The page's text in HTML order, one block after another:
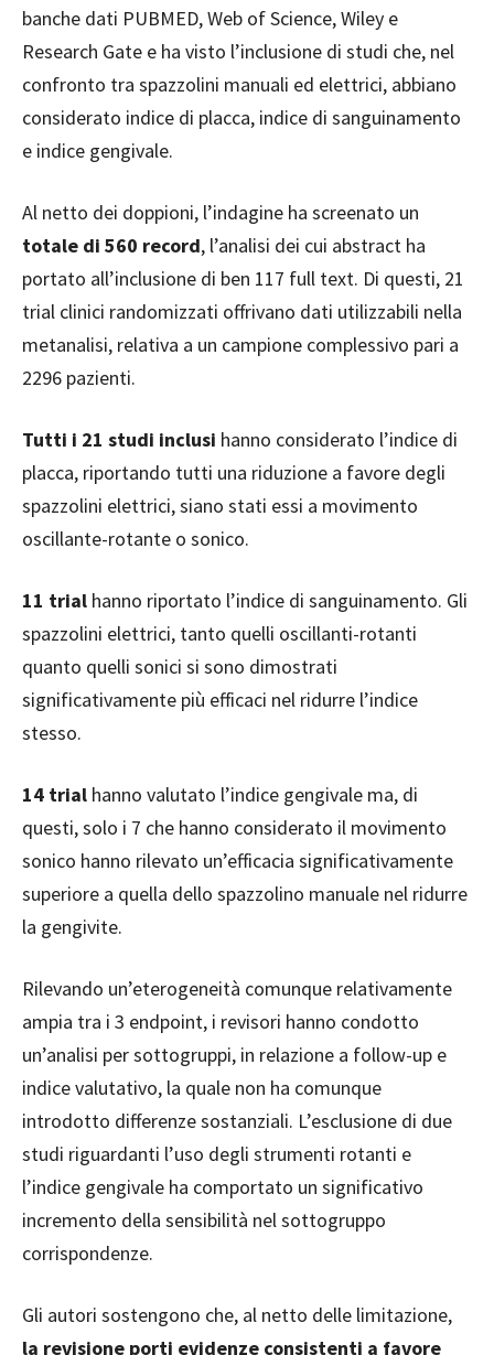
banche dati PUBMED, Web of Science, Wiley e
Research Gate e ha visto l’inclusione di studi che, nel
confronto tra spazzolini manuali ed elettrici, abbiano
considerato indice di placca, indice di sanguinamento
e indice gengivale.
Al netto dei doppioni, l’indagine ha screenato un
totale di 560 record, l’analisi dei cui abstract ha
portato all’inclusione di ben 117 full text. Di questi, 21
trial clinici randomizzati offrivano dati utilizzabili nella
metanalisi, relativa a un campione complessivo pari a
2296 pazienti.
Tutti i 21 studi inclusi hanno considerato l’indice di
placca, riportando tutti una riduzione a favore degli
spazzolini elettrici, siano stati essi a movimento
oscillante-rotante o sonico.
11 trial hanno riportato l’indice di sanguinamento. Gli
spazzolini elettrici, tanto quelli oscillanti-rotanti
quanto quelli sonici si sono dimostrati
significativamente più efficaci nel ridurre l’indice
stesso.
14 trial hanno valutato l’indice gengivale ma, di
questi, solo i 7 che hanno considerato il movimento
sonico hanno rilevato un’efficacia significativamente
superiore a quella dello spazzolino manuale nel ridurre
la gengivite.
Rilevando un’eterogeneità comunque relativamente
ampia tra i 3 endpoint, i revisori hanno condotto
un’analisi per sottogruppi, in relazione a follow-up e
indice valutativo, la quale non ha comunque
introdotto differenze sostanziali. L’esclusione di due
studi riguardanti l’uso degli strumenti rotanti e
l’indice gengivale ha comportato un significativo
incremento della sensibilità nel sottogruppo
corrispondenze.
Gli autori sostengono che, al netto delle limitazione,
la revisione porti evidenze consistenti a favore